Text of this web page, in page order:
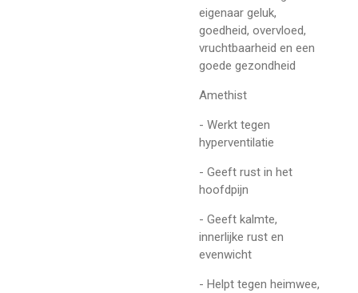
eigenaar geluk,
goedheid, overvloed,
vruchtbaarheid en een
goede gezondheid
Amethist
- Werkt tegen
hyperventilatie
- Geeft rust in het
hoofdpijn
- Geeft kalmte,
innerlijke rust en
evenwicht
- Helpt tegen heimwee,